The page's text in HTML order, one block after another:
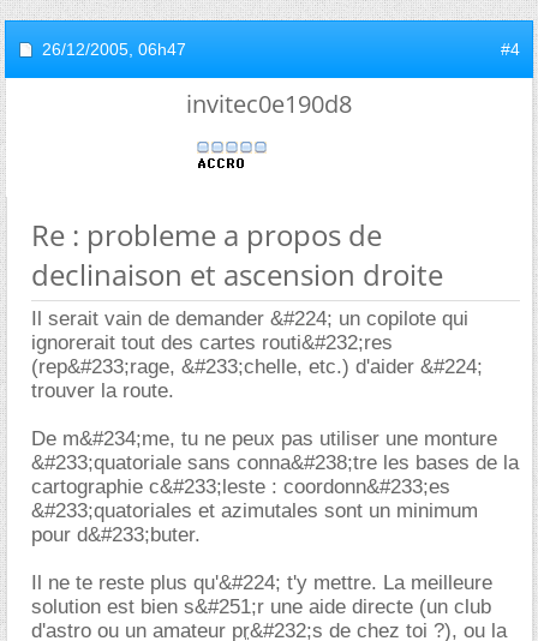
26/12/2005, 06h47 #4
invitec0e190d8
Re : probleme a propos de
declinaison et ascension droite
Il serait vain de demander &#224; un copilote qui
ignorerait tout des cartes routi&#232;res
(rep&#233;rage, &#233;chelle, etc.) d'aider &#224;
trouver la route.
De m&#234;me, tu ne peux pas utiliser une monture
&#233;quatoriale sans conna&#238;tre les bases de la
cartographie c&#233;leste : coordonn&#233;es
&#233;quatoriales et azimutales sont un minimum
pour d&#233;buter.
Il ne te reste plus qu'&#224; t'y mettre. La meilleure
solution est bien s&#251;r une aide directe (un club
d'astro ou un amateur pr&#232;s de chez toi ?), ou la